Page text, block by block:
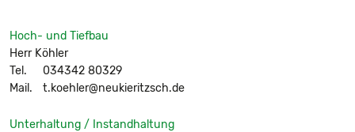
Hoch- und Tiefbau
Herr Köhler
Tel.
034342 80329
Mail.
t.koehler@neukieritzsch.de
Unterhaltung / Instandhaltung